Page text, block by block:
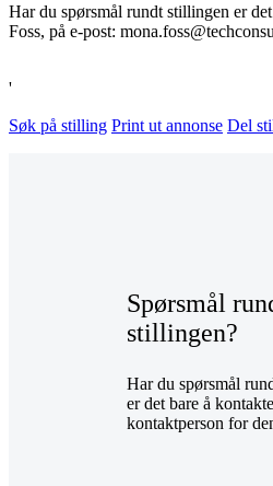
Har du spørsmål rundt stillingen er
Foss, på e-post:
'
Søk på stilling Print ut annonse Del
Spørsmål
stillingen?
Har du spørsmål
er det bare å
kontaktperson for